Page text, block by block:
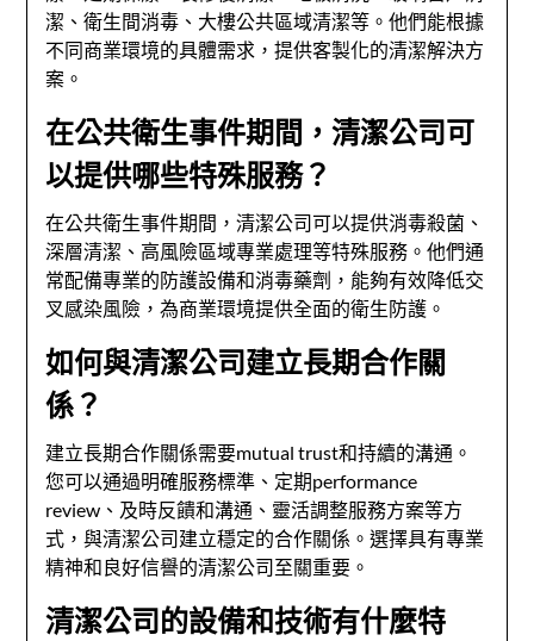
潔、衛生間消毒、大樓公共區域清潔等。他們能根據
不同商業環境的具體需求，提供客製化的清潔解決方
案。
在公共衛生事件期間，清潔公司可
以提供哪些特殊服務？
在公共衛生事件期間，清潔公司可以提供消毒殺菌、
深層清潔、高風險區域專業處理等特殊服務。他們通
常配備專業的防護設備和消毒藥劑，能夠有效降低交
叉感染風險，為商業環境提供全面的衛生防護。
如何與清潔公司建立長期合作關
係？
建立長期合作關係需要mutual trust和持續的溝通。
您可以通過明確服務標準、定期performance
review、及時反饋和溝通、靈活調整服務方案等方
式，與清潔公司建立穩定的合作關係。選擇具有專業
精神和良好信譽的清潔公司至關重要。
清潔公司的設備和技術有什麼特